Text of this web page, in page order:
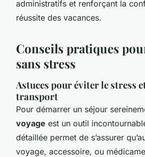
administratifs et renforçant la
réussite des vacances.
Conseils pratiques
sans stress
Astuces pour éviter le stress
transport
Pour démarrer un séjour
voyage est un outil
détaillée permet de s’assurer
voyage, accessoire, ou